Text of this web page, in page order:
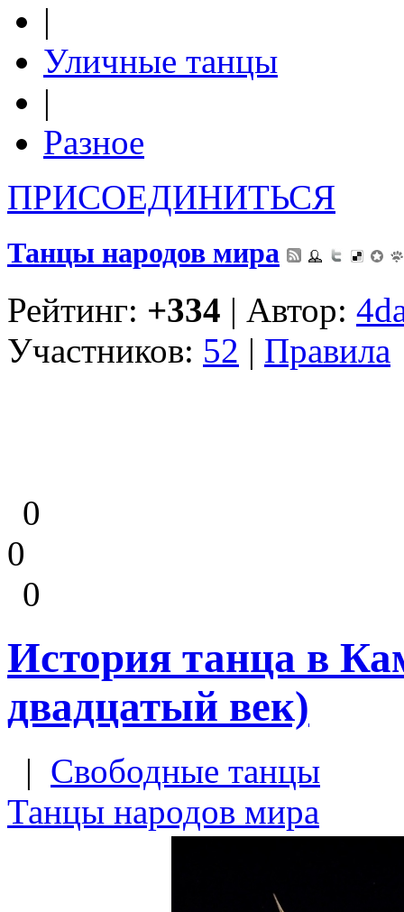
|
Уличные танцы
|
Разное
ПРИСОЕДИНИТЬСЯ
Танцы народов мира
Рейтинг: +334 | Автор:
Участников: 52 | Правила
0
0
0
История танца в
двадцатый век)
| Свободные танцы
Танцы народов мира